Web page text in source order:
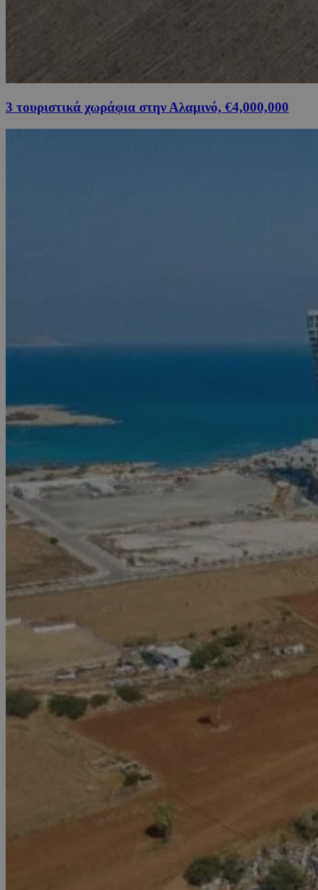
3 τουριστικά χωράφια στην Αλαμινό, €4,000,000